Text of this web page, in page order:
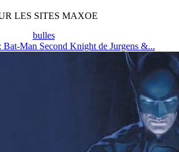
LES SITES MAXOE
bulles
Bat-Man Second Knight de Jurgens &...